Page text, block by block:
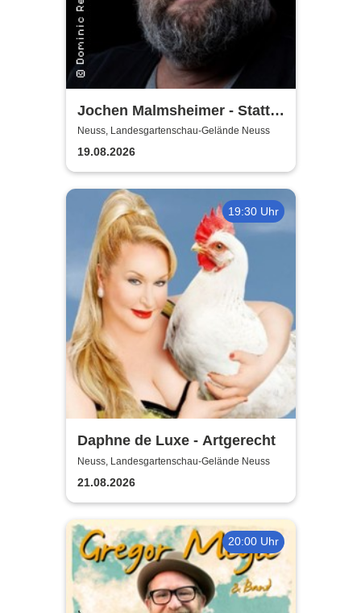
Jochen Malmsheimer - Statt
wesentlich die Welt bewegt,
hab ich wohl nur das Meer
gepflügt
Neuss, Landesgartenschau-Gelände Neuss
19.08.2026
19:30 Uhr
Daphne de Luxe - Artgerecht
Neuss, Landesgartenschau-Gelände Neuss
21.08.2026
20:00 Uhr